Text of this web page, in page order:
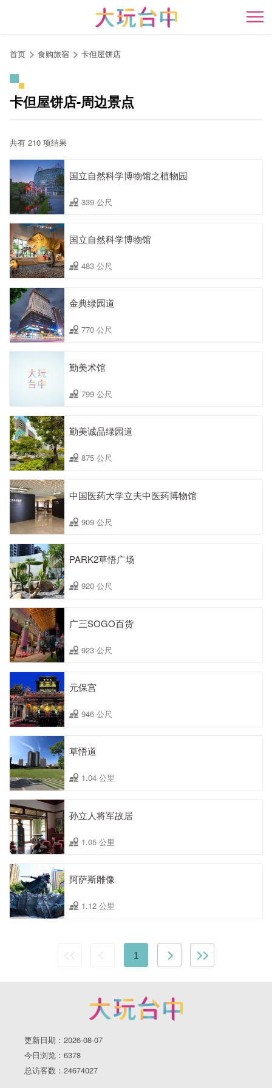
开
首页 食购旅宿 卡但屋饼店
卡但屋饼店-周边景点
共有 210 项结果
国立自然科学博物馆之植物园
339 公尺
国立自然科学博物馆
483 公尺
金典绿园道
770 公尺
勤美术馆
799 公尺
勤美诚品绿园道
875 公尺
中国医药大学立夫中医药博物馆
909 公尺
PARK2草悟广场
920 公尺
广三SOGO百货
923 公尺
元保宫
946 公尺
草悟道
1.04 公里
孙立人将军故居
1.05 公里
阿萨斯雕像
1.12 公里
1
更新日期：2026-08-07
今日浏览：6378
总访客数：24674027